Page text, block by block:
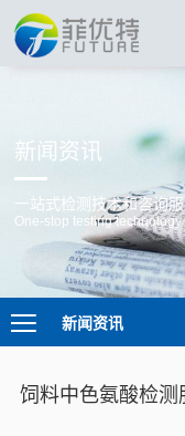
新闻资讯
一站式检测技术和咨询
One-stop testing
新闻资讯
饲料中色氨酸检